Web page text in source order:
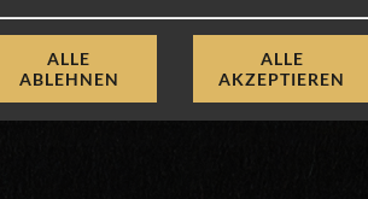
ALLE
ABLEHNEN
ALLE
AKZEPTIEREN
Auswahl des Stores variieren.